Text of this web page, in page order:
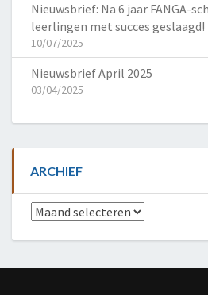
Nieuwsbrief: Na 6 jaar FANGA-
leerlingen met succes geslaagd!
10/07/2025
Nieuwsbrief April 2025
03/04/2025
ARCHIEF
Archief